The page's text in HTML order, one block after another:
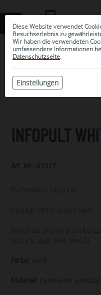
Diese Website verwendet
Besuchserlebnis zu
Wir haben die verwendeten
umfassendere Informationen
Datenschutzseite.
Einstellungen
ARCHIV
INFOPULT
Art. Nr.: A1017
Eventwide Collection
Infopult White 50x50 weiß
Mietpreis pro
60,00 € (zzgl. 19% MwSt.)
Farbe: weiß
Material: Kunstleder